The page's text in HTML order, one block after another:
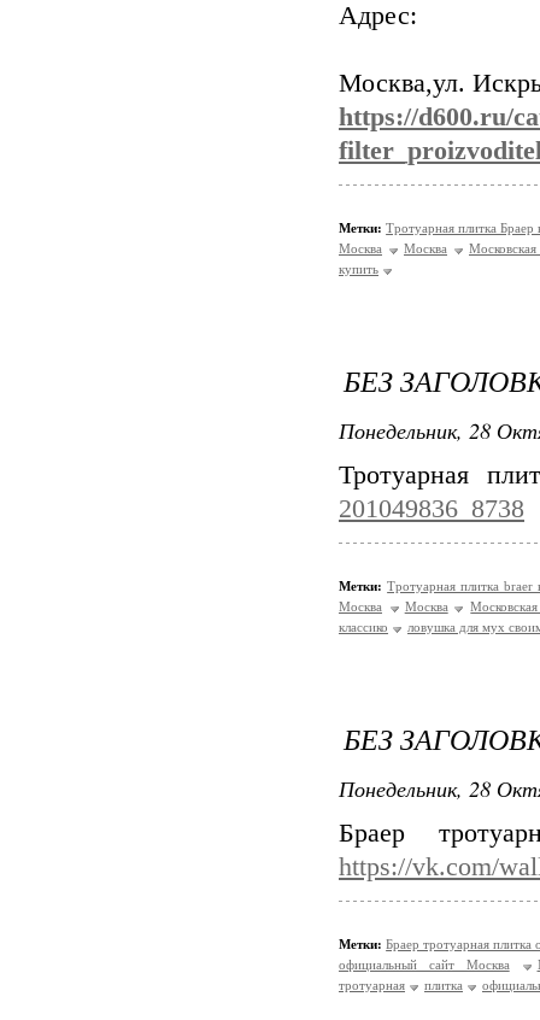
Адрес:
Москва,ул.
https://d600.ru/
Метки: Тротуарная плитка Браер
Москва
Москва
Московская
купить
БЕЗ
Понедельник, 28
Тротуарная
201049836_8738
Метки: Тротуарная плитка braer
Москва
Москва
классико
ловушка для мух
БЕЗ
Понедельник, 28
Браер
https://vk.com/
Метки: Браер тротуарная
официальный сайт Москва
тротуарная
плитка